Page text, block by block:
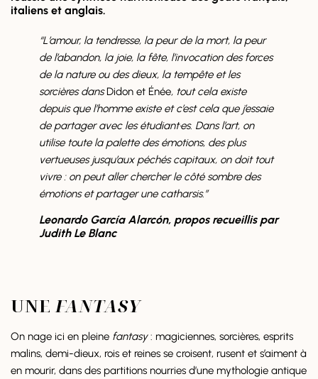
italiens et anglais.
“L’amour, la tendresse, la peur de la mort, la peur
de l’abandon, la joie, la fête, l’invocation des forces
de la nature ou des dieux, la tempête et les
sorcières dansDidon et Énée, tout cela existe
depuis que l’homme existe et c’est cela que j’essaie
de partager avec les étudiant·es. Dans l’art, on
utilise toute la palette des émotions, des plus
vertueuses jusqu’aux péchés capitaux, on doit tout
vivre : on peut aller chercher le côté sombre des
émotions et partager une catharsis.”
Leonardo García Alarcón, propos recueillis par
Judith Le Blanc
UNEFANTASY
On nage ici en pleine fantasy: magiciennes, sorcières, esprits
malins, demi-dieux, rois et reines se croisent, rusent et s’aiment à
en mourir, dans des partitions nourries d’une mythologie antique